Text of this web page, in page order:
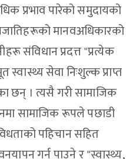
प्रभाव पारेको समुदायको
मानवअधिकारको
संविधान प्रदत्त "प्रत्येक
सेवा निःशुल्क प्राप्त
छन् । त्यसै गरी सामाजिक
सामाजिक रूपले पछाडी
पहिचान सहित
गर्न पाउने र "स्वास्थ्य,